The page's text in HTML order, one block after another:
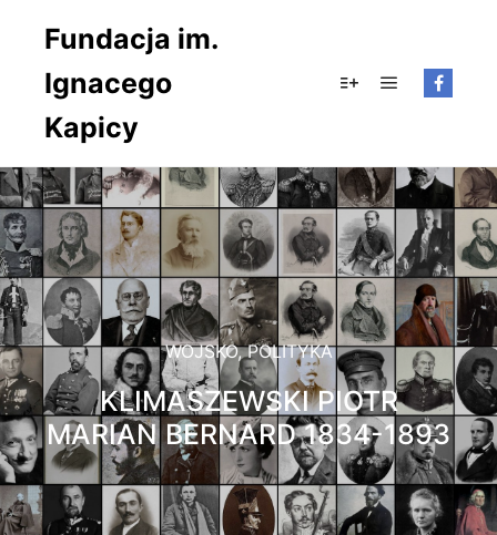
Fundacja im.
Ignacego
Kapicy
WOJSKO,POLITYKA
KLIMASZEWSKI PIOTR
MARIAN BERNARD 1834-1893